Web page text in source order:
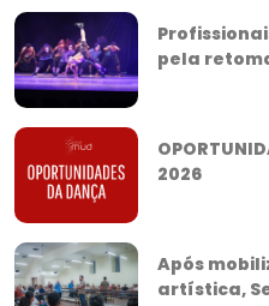
pela
2026
Após
artística,